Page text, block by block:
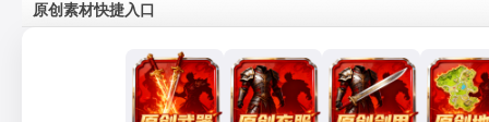
› › ›
原创素材快捷入口